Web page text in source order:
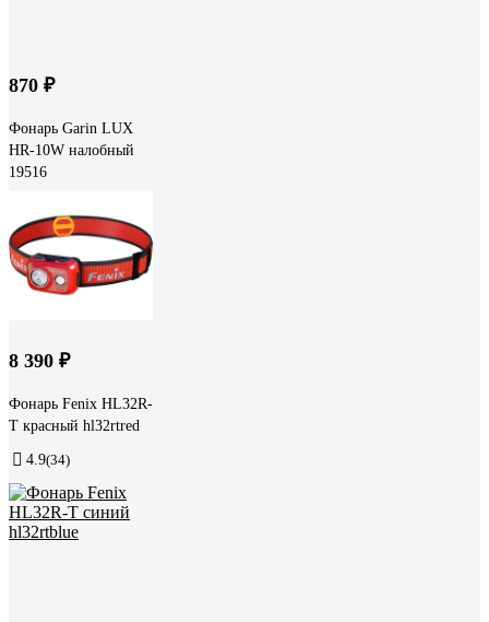
870 ₽
Фонарь Garin LUX
HR-10W налобный
19516
8 390 ₽
Фонарь Fenix HL32R-
T красный hl32rtred
4.9(34)